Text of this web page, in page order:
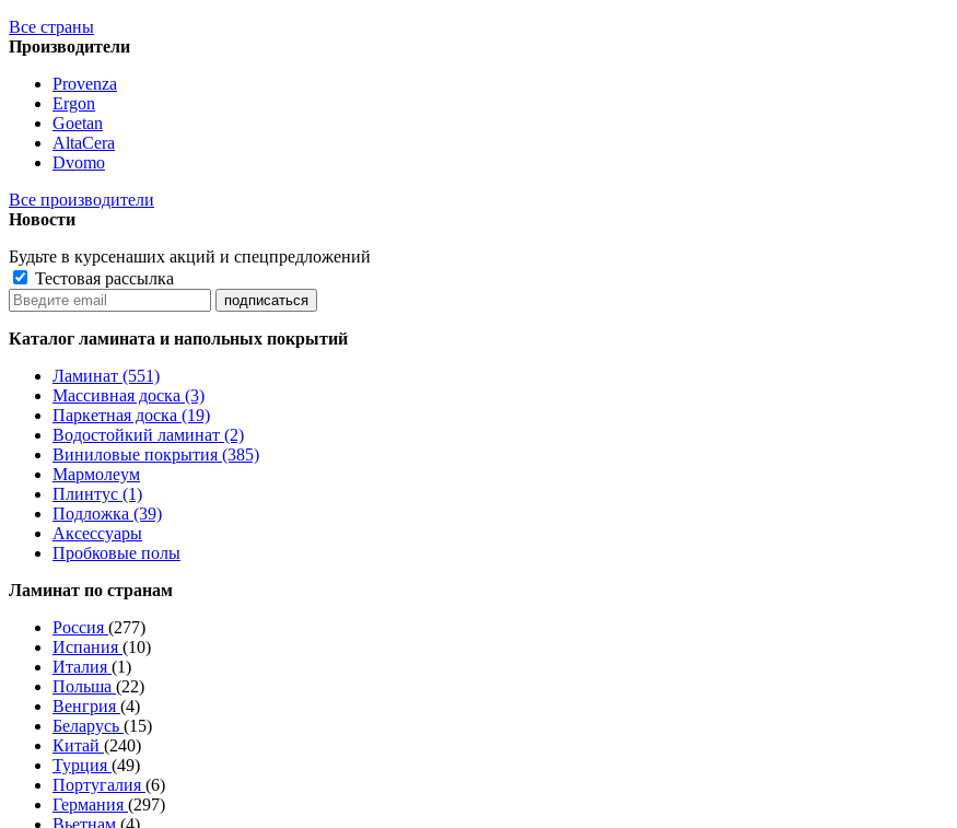
Все страны
Производители
Provenza
Ergon
Goetan
AltaСera
Dvomo
Все производители
Новости
Будьте в курсенаших акций и спецпредложений
Тестовая рассылка
Каталог ламината и напольных покрытий
Ламинат (551)
Массивная доска (3)
Паркетная доска (19)
Водостойкий ламинат (2)
Виниловые покрытия (385)
Мармолеум
Плинтус (1)
Подложка (39)
Аксессуары
Пробковые полы
Ламинат по странам
Россия (277)
Испания (10)
Италия (1)
Польша (22)
Венгрия (4)
Беларусь (15)
Китай (240)
Турция (49)
Португалия (6)
Германия (297)
Вьетнам (4)